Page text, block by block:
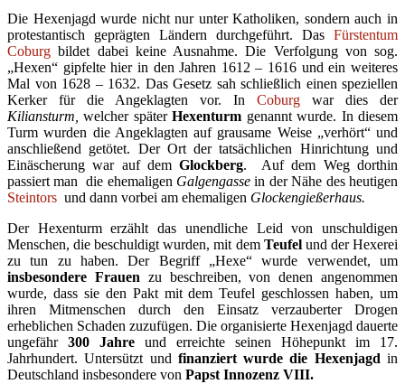
Die Hexenjagd wurde nicht nur unter Katholiken, sondern auch in
protestantisch geprägten Ländern durchgeführt. Das Fürstentum
Coburg bildet dabei keine Ausnahme. Die Verfolgung von sog.
„Hexen“ gipfelte hier in den Jahren 1612 – 1616 und ein weiteres
Mal von 1628 – 1632. Das Gesetz sah schließlich einen speziellen
Kerker für die Angeklagten vor. In Coburg war dies der
Kiliansturm,welcher späterHexenturm genannt wurde. In diesem
Turm wurden die Angeklagten auf grausame Weise „verhört“ und
anschließend getötet. Der Ort der tatsächlichen Hinrichtung und
Einäscherung war auf demGlockberg. Auf dem Weg dorthin
passiert man die ehemaligen Galgengasse in der Nähe des heutigen
Steintors und dann vorbei am ehemaligen Glockengießerhaus.
Der Hexenturm erzählt das unendliche Leid von unschuldigen
Menschen, die beschuldigt wurden, mit dem Teufelund der Hexerei
zu tun zu haben. Der Begriff „Hexe“ wurde verwendet, um
insbesondere Frauen zu beschreiben, von denen angenommen
wurde, dass sie den Pakt mit dem Teufel geschlossen haben, um
ihren Mitmenschen durch den Einsatz verzauberter Drogen
erheblichen Schaden zuzufügen. Die organisierte Hexenjagd dauerte
ungefähr 300 Jahre und erreichte seinen Höhepunkt im 17.
Jahrhundert. Untersützt und finanziert wurde die Hexenjagd in
Deutschland insbesondere von Papst Innozenz VIII.